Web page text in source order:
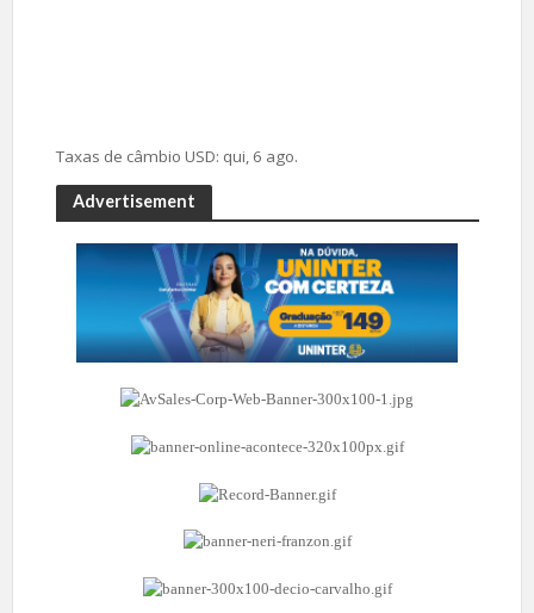
Taxas de câmbio USD: qui, 6 ago.
Advertisement